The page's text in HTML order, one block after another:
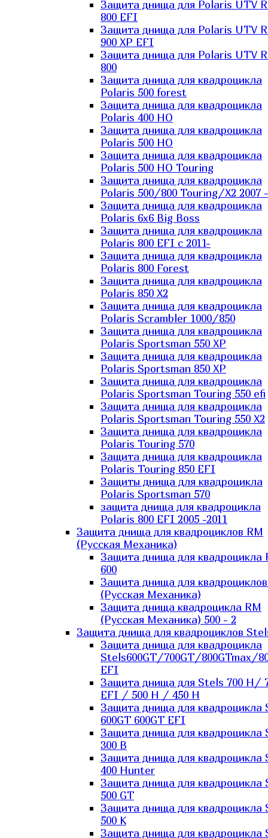
Защита днища для Polaris UTV
800 EFI
Защита днища для Polaris UTV
900 XP EFI
Защита днища для Polaris UTV
800
Защита днища для квадроцикла
Polaris 500 forest
Защита днища для квадроцикла
Polaris 400 HO
Защита днища для квадроцикла
Polaris 500 HO
Защита днища для квадроцикла
Polaris 500 HO Touring
Защита днища для квадроцикла
Polaris 500/800 Touring/X2 2007 -
Защита днища для квадроцикла
Polaris 6х6 Big Boss
Защита днища для квадроцикла
Polaris 800 EFI с 2011-
Защита днища для квадроцикла
Polaris 800 Forest
Защита днища для квадроцикла
Polaris 850 X2
Защита днища для квадроцикла
Polaris Scrambler 1000/850
Защита днища для квадроцикла
Polaris Sportsman 550 XP
Защита днища для квадроцикла
Polaris Sportsman 850 XP
Защита днища для квадроцикла
Polaris Sportsman Touring 550 efi
Защита днища для квадроцикла
Polaris Sportsman Touring 550 X2
Защита днища для квадроцикла
Polaris Touring 570
Защита днища для квадроцикла
Polaris Touring 850 EFI
Защиты днища для квадроцикла
Polaris Sportsman 570
защита днища для квадроцикла
Polaris 800 EFI 2005 -2011
Защита днища для квадроциклов RM
(Русская Механика)
Защита днища для квадроцикла
600
Защита днища для
(Русская Механика)
Защита днища квадроцикла RM
(Русская Механика) 500 - 2
Защита днища для квадроциклов
Защита днища для квадроцикла
Stels600GT/700GT/800GTmax/
EFI
Защита днища для Stels 700 H/
EFI / 500 H / 450 H
Защита днища для квадроцикла
600GT 600GT EFI
Защита днища для квадроцикла
300 B
Защита днища для квадроцикла
400 Hunter
Защита днища для квадроцикла
500 GT
Защита днища для квадроцикла
500 K
Защита днища для квадроцикла